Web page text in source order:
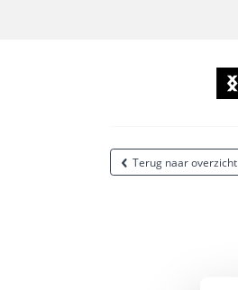
Terug naar overzicht